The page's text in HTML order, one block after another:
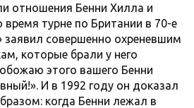
отношения Бенни Хилла и
турне по Британии в 70-е
заявил совершенно охреневшим
которые брали у него
этого вашего Бенни
И в 1992 году он доказал
когда Бенни лежал в